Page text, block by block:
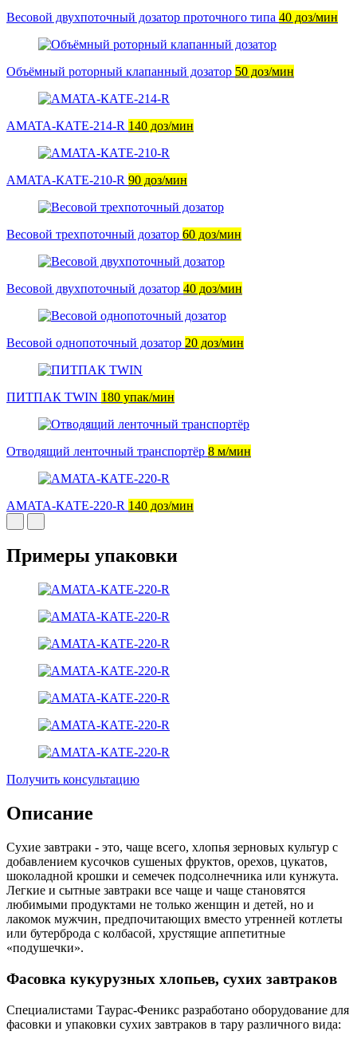
Весовой двухпоточный дозатор проточного типа 40 доз/мин
Объёмный роторный клапанный дозатор 50 доз/мин
AMATA-КАТЕ-214-R 140 доз/мин
AMATA-КАТЕ-210-R 90 доз/мин
Весовой трехпоточный дозатор 60 доз/мин
Весовой двухпоточный дозатор 40 доз/мин
Весовой однопоточный дозатор 20 доз/мин
ПИТПАК TWIN 180 упак/мин
Отводящий ленточный транспортёр 8 м/мин
AMATA-КАТЕ-220-R 140 доз/мин
Примеры упаковки
Получить консультацию
Описание
Сухие завтраки - это, чаще всего, хлопья зерновых культур с
добавлением кусочков сушеных фруктов, орехов, цукатов,
шоколадной крошки и семечек подсолнечника или кунжута.
Легкие и сытные завтраки все чаще и чаще становятся
любимыми продуктами не только женщин и детей, но и
лакомок мужчин, предпочитающих вместо утренней котлеты
или бутерброда с колбасой, хрустящие аппетитные
«подушечки».
Фасовка кукурузных хлопьев, сухих завтраков
Специалистами Таурас-Феникс разработано оборудование для
фасовки и упаковки сухих завтраков в тару различного вида: